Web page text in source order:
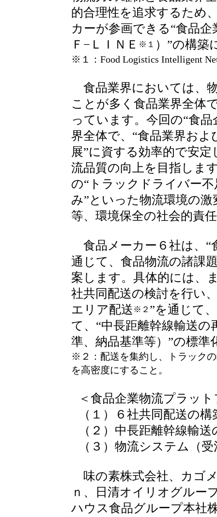
的合理性を追求するため
カーが参画できる“食品
Ｆ−ＬＩＮＥ ※１ ）”の構築
※１： Food Logistics Intelligent
食品業界においては、
ことが多く食品業界全体
っています。今回の“食
界全体で、“食品業界お
展”に資する効率的で安
流品質の向上を目指しま
の“トラックドライバー
み”といった物流環境の
等、環境保全の社会的責
食品メーカー６社は、“
通じて、食品物流の諸課
案します。具体的には、
社共同配送の検討を行い
エリア配送 ※２ ”を通じて
て、“中長距離幹線輸送の
準、納品基準等）”の標
※２：配送を集約し、トラック
を高密度にすること。
＜食品企業物流プラッ
（１）６社共同配送の構
（２）中長距離幹線輸送
（３）物流システム（
味の素株式会社、カゴ
ｎ、日清オイリオグルー
ハウス食品グループ本社